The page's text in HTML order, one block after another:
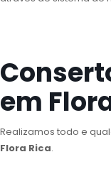
em
Realizamos todo e
Flora Rica.